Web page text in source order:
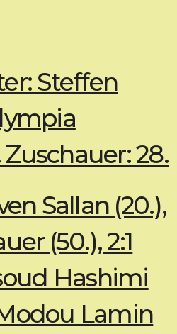
Steffen
28.
Sallan (20.),
(50.), 2:1
Hashimi
Modou Lamin